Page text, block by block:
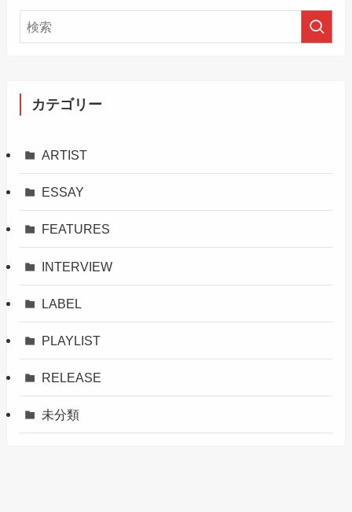
カテゴリー
ARTIST
ESSAY
FEATURES
INTERVIEW
LABEL
PLAYLIST
RELEASE
未分類